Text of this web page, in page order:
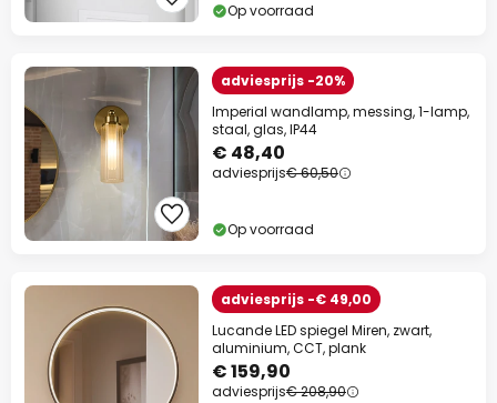
Op voorraad
adviesprijs -20%
Imperial wandlamp, messing, 1-lamp,
staal, glas, IP44
€ 48,40
adviesprijs€ 60,50
Op voorraad
adviesprijs -€ 49,00
Lucande LED spiegel Miren, zwart,
aluminium, CCT, plank
€ 159,90
adviesprijs€ 208,90